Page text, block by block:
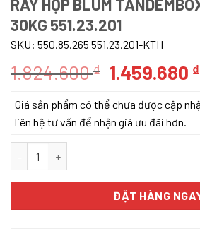
RAY HỘP BLUM
30KG 551.23.201
SKU: 550.85.265 551.23.201-KTH
1.824.600₫ Giá
là:
1.824.600 ₫.
1.459.680 ₫
Giá sản phẩm có thể chưa được cập
liên hệ tư vấn để nhận giá ưu đãi hơn.
ĐẶT HÀNG